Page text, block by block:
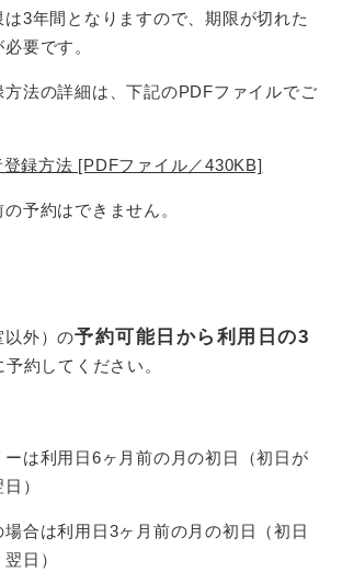
3年間となりますので、期限が切れた
要です。
の詳細は、下記のPDFファイルでご
登録方法 [PDFファイル／430KB]
予約はできません。
以外）の予約可能日から利用日の3
予約してください。
は利用日6ヶ月前の月の初日（初日が
）
合は利用日3ヶ月前の月の初日（初日
日）